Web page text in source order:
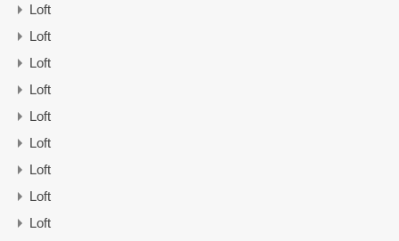
Loft
Loft
Loft
Loft
Loft
Loft
Loft
Loft
Loft